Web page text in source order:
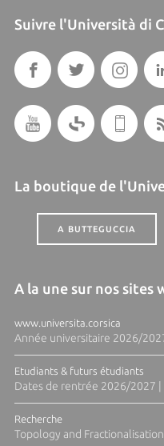
Suivre l'Università di
La boutique de
A BUTTEGUCCIA
A la une sur nos sites
www.universita.corsica
Année universitaire 2026/
Etudiants & futurs étudiants
Dates de rentrée 2026/2027 |
Recherche
Topology and